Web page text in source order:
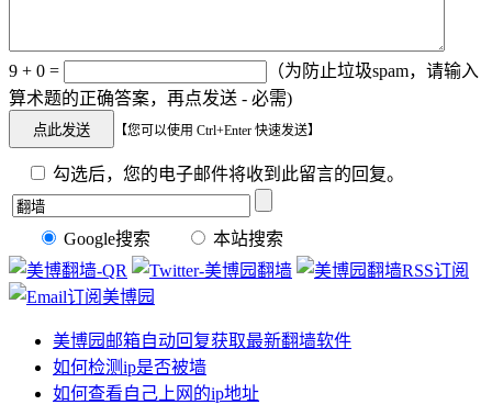
9 + 0 =
（为防止垃圾spam，请输入
算术题的正确答案，再点发送 - 必需)
【您可以使用 Ctrl+Enter 快速发送】
勾选后，您的电子邮件将收到此留言的回复。
Google搜索 本站搜索
美博园邮箱自动回复获取最新翻墙软件
如何检测ip是否被墙
如何查看自己上网的ip地址